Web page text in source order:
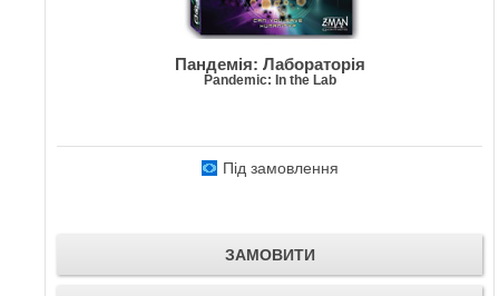
Пандемія: Лабораторія
Pandemic: In the Lab
Під замовлення
ЗАМОВИТИ